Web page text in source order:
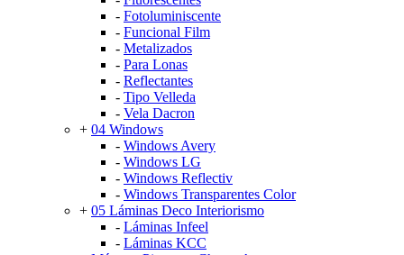
- Fotoluminiscente
- Funcional Film
- Metalizados
- Para Lonas
- Reflectantes
- Tipo Velleda
- Vela Dacron
+ 04 Windows
- Windows Avery
- Windows LG
- Windows Reflectiv
- Windows Transparentes Color
+ 05 Láminas Deco Interiorismo
- Láminas Infeel
- Láminas KCC